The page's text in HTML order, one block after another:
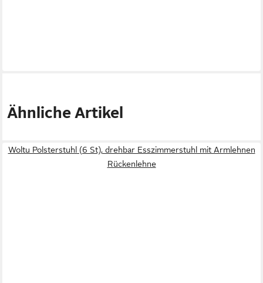
Ähnliche Artikel
Woltu Polsterstuhl (6 St), drehbar Esszimmerstuhl mit Armlehnen
Rückenlehne